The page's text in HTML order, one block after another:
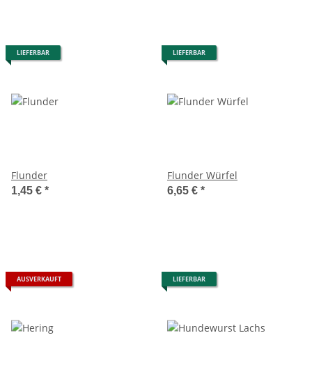
LIEFERBAR
Flunder
1,45 € *
LIEFERBAR
Flunder Würfel
6,65 € *
AUSVERKAUFT LIEFERBAR